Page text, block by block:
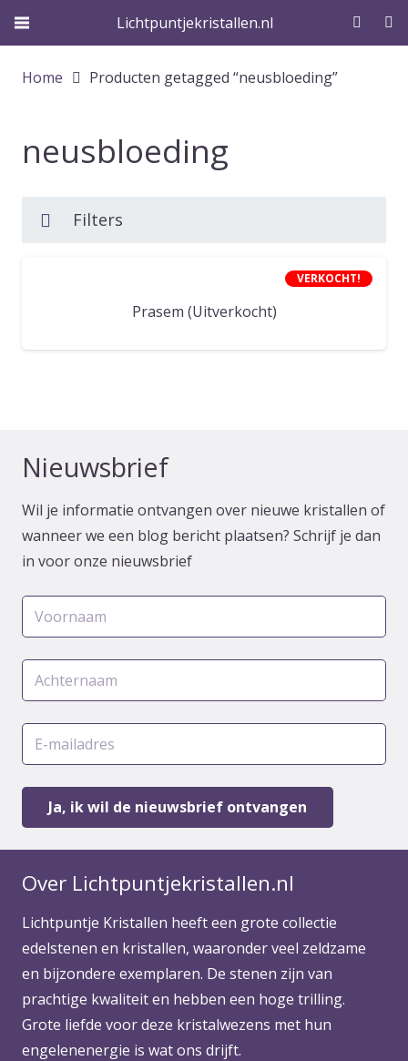
Lichtpuntjekristallen.nl
Home Producten getagged “neusbloeding”
neusbloeding
Filters
VERKOCHT!
Prasem (Uitverkocht)
Nieuwsbrief
Wil je informatie ontvangen over nieuwe kristallen of
wanneer we een blog bericht plaatsen? Schrijf je dan
in voor onze nieuwsbrief
Over Lichtpuntjekristallen.nl
Lichtpuntje Kristallen heeft een grote collectie
edelstenen en kristallen, waaronder veel zeldzame
en bijzondere exemplaren. De stenen zijn van
prachtige kwaliteit en hebben een hoge trilling.
Grote liefde voor deze kristalwezens met hun
engelenenergie is wat ons drijft.